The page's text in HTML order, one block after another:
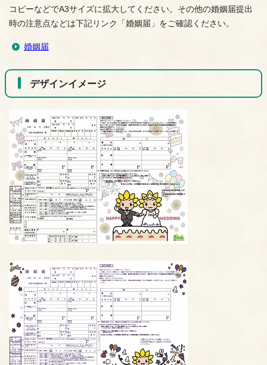
コピーなどでA3サイズに拡大してください。その他の婚姻届提出
時の注意点などは下記リンク「婚姻届」をご確認ください。
婚姻届
デザインイメージ